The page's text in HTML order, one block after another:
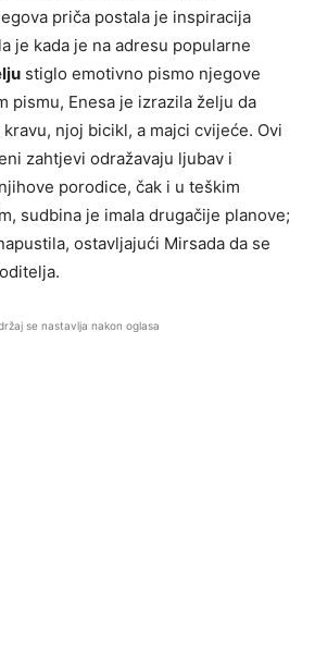
priča postala je inspiracija
je kada je na adresu popularne
stiglo emotivno pismo njegove
pismu, Enesa je izrazila želju da
njoj bicikl, a majci cvijeće. Ovi
zahtjevi odražavaju ljubav i
porodice, čak i u teškim
sudbina je imala drugačije planove;
ostavljajući Mirsada da se
se nastavlja nakon oglasa